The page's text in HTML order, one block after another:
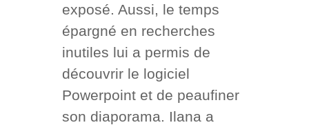
exposé. Aussi, le temps
épargné en recherches
inutiles lui a permis de
découvrir le logiciel
Powerpoint et de peaufiner
son diaporama. Ilana a